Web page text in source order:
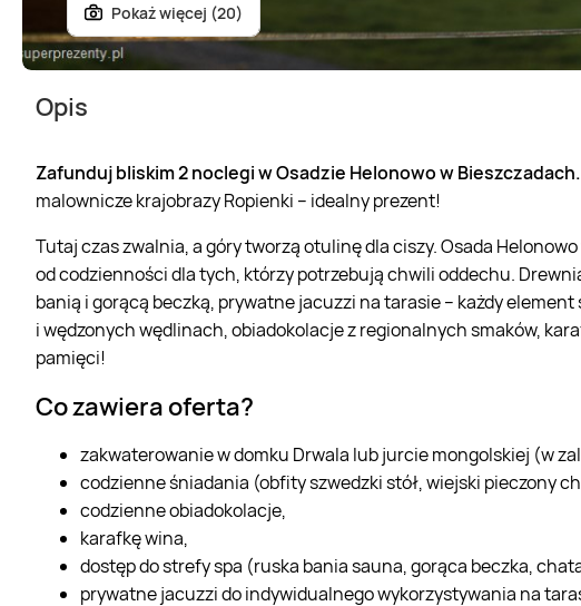
Pokaż więcej (20)
Opis
Zafunduj bliskim 2 noclegi w Osadzie Helonowo w Bieszczadach.
malownicze krajobrazy Ropienki – idealny prezent!
Tutaj czas zwalnia, a góry tworzą otulinę dla ciszy. Osada
od codzienności dla tych, którzy potrzebują chwili oddechu.
banią i gorącą beczką, prywatne jacuzzi na tarasie – każdy
i wędzonych wędlinach, obiadokolacje z regionalnych smaków,
pamięci!
Co zawiera oferta?
zakwaterowanie w domku Drwala lub jurcie mongolskiej (w
codzienne śniadania (obfity szwedzki stół, wiejski pieczony
codzienne obiadokolacje,
karafkę wina,
dostęp do strefy spa (ruska bania sauna, gorąca beczka,
prywatne jacuzzi do indywidualnego wykorzystywania na